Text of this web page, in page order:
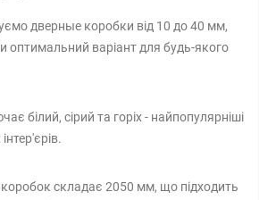
дверные коробки від 10 до 40 мм,
оптимальний варіант для будь-якого
білий, сірий та горіх - найпопулярніші
складає 2050 мм, що підходить